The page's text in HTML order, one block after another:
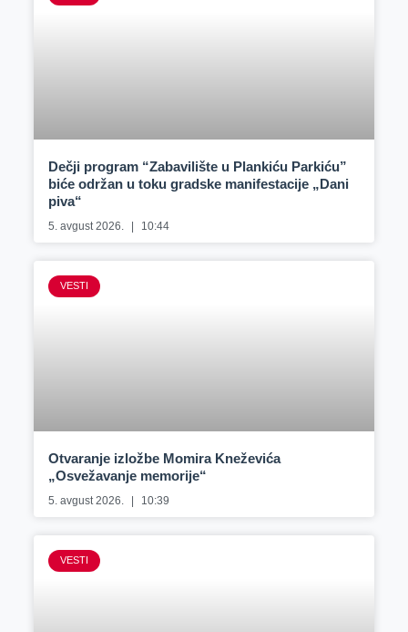
Dečji program “Zabavilište u Plankiću Parkiću”
biće održan u toku gradske manifestacije „Dani
piva“
5. avgust 2026. 10:44
VESTI
Otvaranje izložbe Momira Kneževića
„Osvežavanje memorije“
5. avgust 2026. 10:39
VESTI